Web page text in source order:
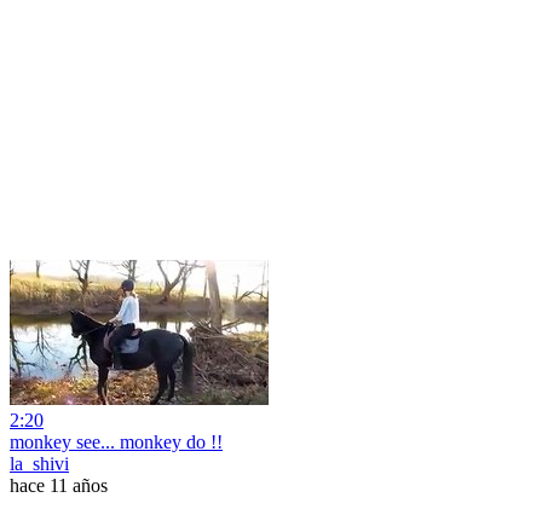
2:20
monkey see... monkey do !!
la_shivi
hace 11 años